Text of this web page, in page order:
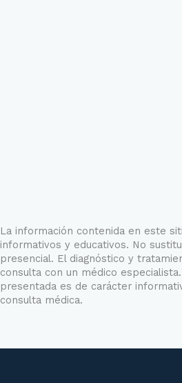
La información contenida en este
informativos y educativos. No
presencial. El diagnóstico y
consulta con un médico
presentada es de carácter
consulta médica.